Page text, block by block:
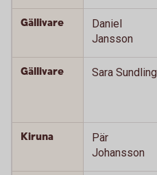
Gällivare
Daniel
Jansson
Gällivare Sara Sundling
Kiruna
Pär
Johansson